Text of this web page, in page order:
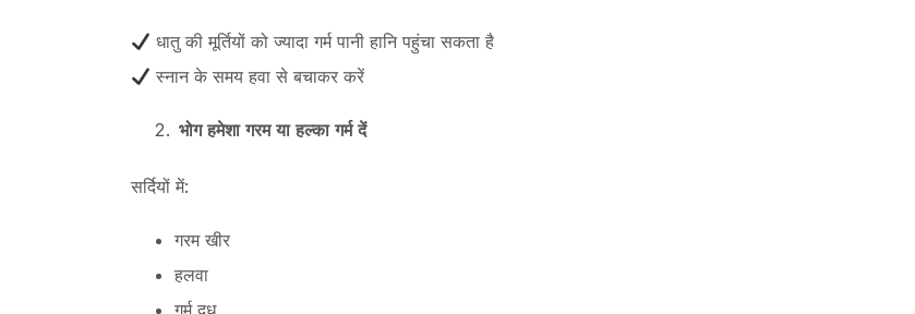
धातु की मूर्तियों को ज्यादा गर्म पानी हानि पहुंचा सकता है
स्नान के समय हवा से बचाकर करें
भोग हमेशा गरम या हल्का गर्म दें
सर्दियों में:
गरम खीर
हलवा